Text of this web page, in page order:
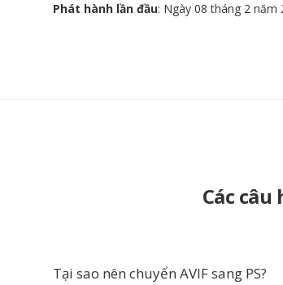
Phát hành lần đầu: Ngày 08 tháng 2 năm
Các
Tại sao nên chuyển AVIF sang PS?